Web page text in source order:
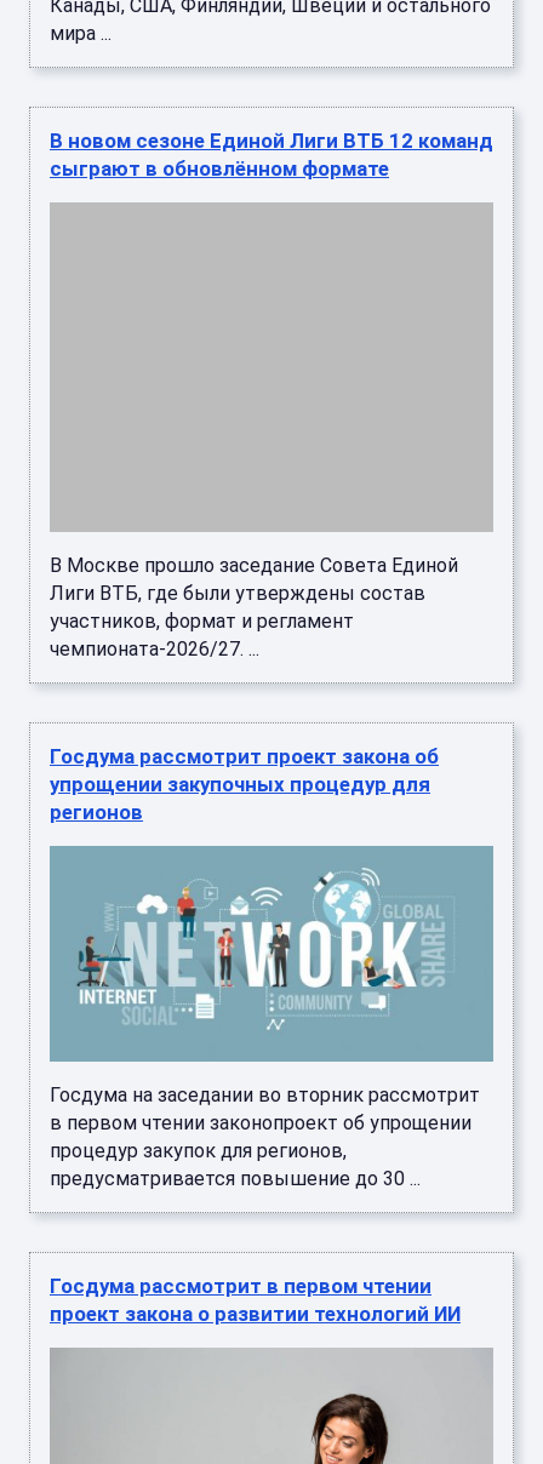
Канады, США, Финляндии, Швеции и остального
мира ...
В новом сезоне Единой Лиги ВТБ 12 команд
сыграют в обновлённом формате
В Москве прошло заседание Совета Единой
Лиги ВТБ, где были утверждены состав
участников, формат и регламент
чемпионата-2026/27. ...
Госдума рассмотрит проект закона об
упрощении закупочных процедур для
регионов
Госдума на заседании во вторник рассмотрит
в первом чтении законопроект об упрощении
процедур закупок для регионов,
предусматривается повышение до 30 ...
Госдума рассмотрит в первом чтении
проект закона о развитии технологий ИИ